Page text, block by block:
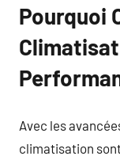
Pourquoi
Avec les
climatisation